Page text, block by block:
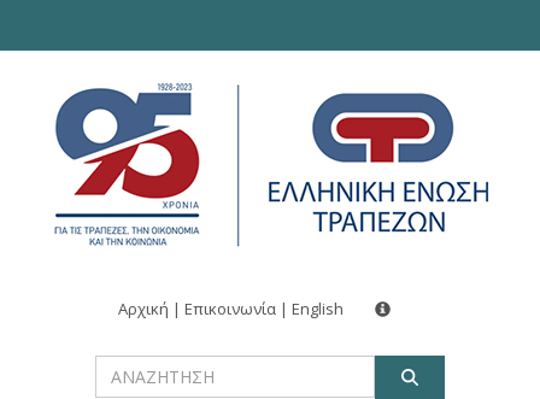
Αρχική | Επικοινωνία | English